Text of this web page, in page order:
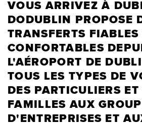
VOUS ARRIVEZ À
DODUBLIN PROPOSE
TRANSFERTS FIABLES
CONFORTABLES
L'AÉROPORT DE
TOUS LES TYPES DE
DES PARTICULIERS ET
FAMILLES AUX
D'ENTREPRISES ET